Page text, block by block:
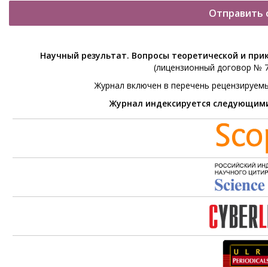
Отправить
Научный результат. Вопросы теоретической и
(лицензионный договор №
Журнал включен в перечень
Журнал индексируется